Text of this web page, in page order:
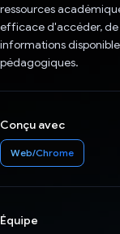
ressources
efficace d'accéder, de
informations
pédagogiques.
Conçu avec
Web/Chrome
Équipe